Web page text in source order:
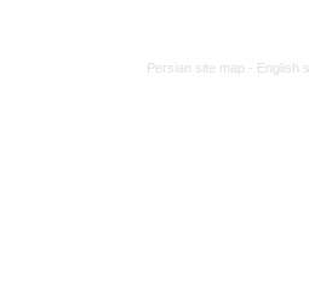
Persian site map - English